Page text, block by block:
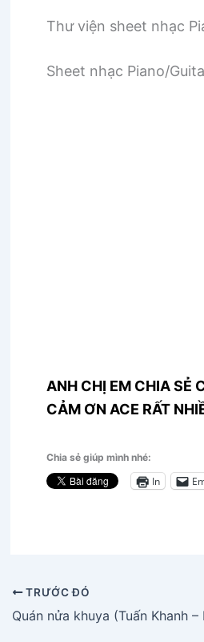
Thư viện sheet nhạc
Sheet nhạc Piano/
ANH CHỊ EM CHIA SẺ
CẢM ƠN ACE RẤT
Chia sẻ giúp mình nhé:
In
TRƯỚC ĐÓ
Quán nửa khuya (Tuấn Khanh –